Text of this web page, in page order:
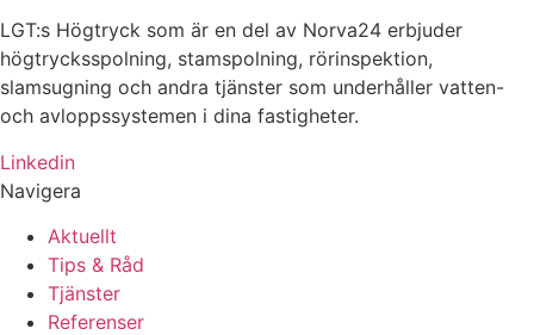
LGT:s Högtryck som är en del av Norva24 erbjuder
högtrycksspolning, stamspolning, rörinspektion,
slamsugning och andra tjänster som underhåller vatten-
och avloppssystemen i dina fastigheter.
Linkedin
Navigera
Aktuellt
Tips & Råd
Tjänster
Referenser